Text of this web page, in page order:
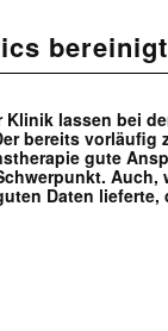
lassen bei
bereits
gute
Daten